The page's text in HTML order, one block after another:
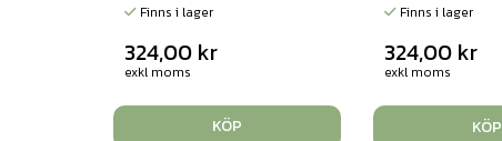
Finns i lager
324,00 kr
exkl moms
KÖP
Finns i lager
324,00 kr
exkl moms
KÖP